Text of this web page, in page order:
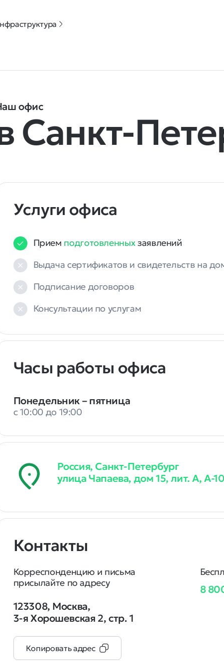
офис
Санкт-
Услуги офиса
Прием подготовленныхзаявлений
Выдача сертификатов и свидетельств на
Подписание договоров
Консультации по услугам
Часы работы офиса
Понедельник – пятница
с 10:00 до 19:00
Россия, Санкт-Петербург
улица Чапаева, дом 15, лит. А, А-
Контакты
Корреспонденцию и письма
присылайте по адресу
123308, Москва,
3‑я Хорошевская 2, стр. 1
Копировать адрес
8